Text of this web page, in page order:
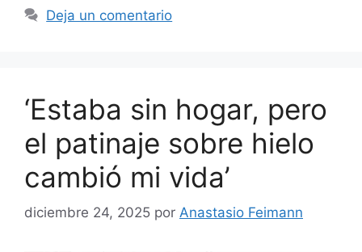
Deja un comentario
‘Estaba sin hogar, pero
el patinaje sobre hielo
cambió mi vida’
diciembre 24, 2025 por Anastasio Feimann